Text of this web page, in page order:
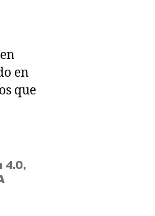
en
que
4.0,